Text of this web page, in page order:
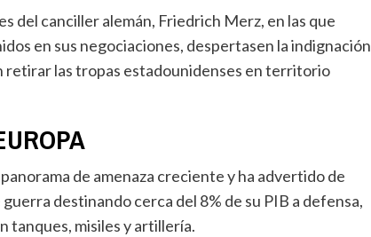
en sus negociaciones, despertasen la indignación
retirar las tropas estadounidenses en territorio
destinando cerca del 8% de su PIB a defensa,
tanques, misiles y artillería.